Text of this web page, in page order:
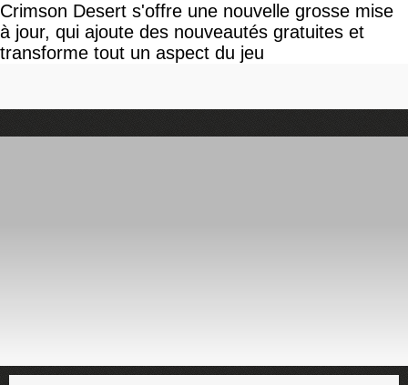
Crimson Desert s'offre une nouvelle grosse mise
à jour, qui ajoute des nouveautés gratuites et
transforme tout un aspect du jeu